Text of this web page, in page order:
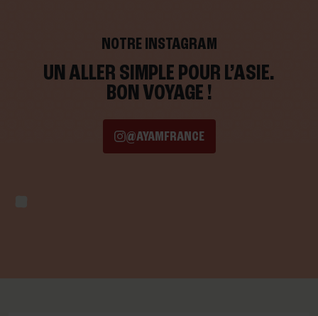
NOTRE INSTAGRAM
UN ALLER SIMPLE POUR L’ASIE.
BON VOYAGE !
@AYAMFRANCE